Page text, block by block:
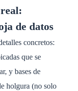
de datos
concretos:
que se
y bases de
holgura (no solo